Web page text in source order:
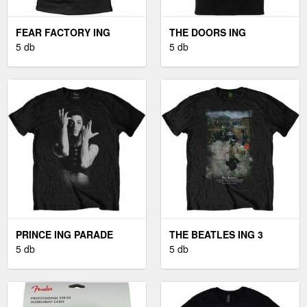
FEAR FACTORY ING
TERMINATOR UNISEX
5 db
THE DOORS ING
ADVANCE FINAL UNISEX
5 db
PRINCE ING PARADE
SIGNATURE UNISEX
5 db
THE BEATLES ING 3
SAVILE ROW UNISEX
5 db